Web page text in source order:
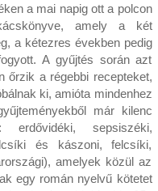
a mai napig ott a polcon
amely a két
a kétezres években pedig
A gyűjtés során azt
őrzik a régebbi recepteket,
ki, amióta mindenhez
már kilenc
sepsiszéki,
és kászoni, felcsíki,
amelyek közül az
egy román nyelvű kötetet